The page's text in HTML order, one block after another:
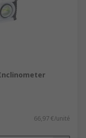
66,97 €/unité